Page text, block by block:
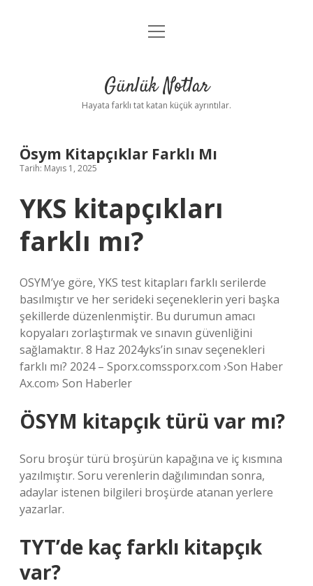
Anasayfa
Yasal Uyarı
menüyü
Günlük Notlar
Hayata farklı tat katan küçük ayrıntılar.
Ösym Kitapçıklar Farklı Mı
Tarih: Mayıs 1, 2025
YKS kitapçıkları
farklı mı?
OSYM’ye göre, YKS test kitapları farklı serilerde
basılmıştır ve her serideki seçeneklerin yeri başka
şekillerde düzenlenmiştir. Bu durumun amacı
kopyaları zorlaştırmak ve sınavın güvenliğini
sağlamaktır. 8 Haz 2024yks’in sınav seçenekleri
farklı mı? 2024 – Sporx.comssporx.com ›Son Haber
Ax.com› Son Haberler
ÖSYM kitapçık türü var mı?
Soru broşür türü broşürün kapağına ve iç kısmına
yazılmıştır. Soru verenlerin dağılımından sonra,
adaylar istenen bilgileri broşürde atanan yerlere
yazarlar.
TYT’de kaç farklı kitapçık
var?